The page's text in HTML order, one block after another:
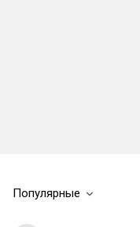
Популярные